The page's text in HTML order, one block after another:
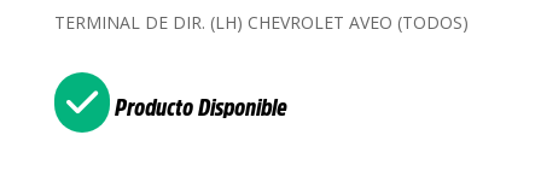
TERMINAL DE DIR. (LH) CHEVROLET AVEO (TODOS)
Producto Disponible